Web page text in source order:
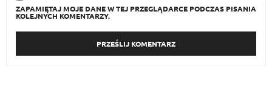
ZAPAMIĘTAJ MOJE DANE W TEJ PRZEGLĄDARCE PODCZAS PISANIA
KOLEJNYCH KOMENTARZY.